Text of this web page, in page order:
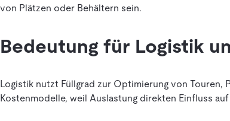
von Plätzen oder Behältern sein.
Bedeutung für Logistik
Logistik nutzt Füllgrad zur Optimierung von Touren,
Kostenmodelle, weil Auslastung direkten Einfluss